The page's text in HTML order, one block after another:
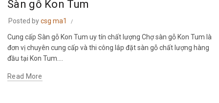
Sàn gỗ Kon Tum
Posted bycsg ma1
Cung cấp Sàn gỗ Kon Tum uy tín chất lượng Chợ sàn gỗ Kon Tum là
đơn vị chuyên cung cấp và thi công lắp đặt sàn gỗ chất lượng hàng
đầu tại Kon Tum....
Read More